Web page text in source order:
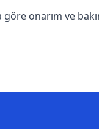
göre onarım ve